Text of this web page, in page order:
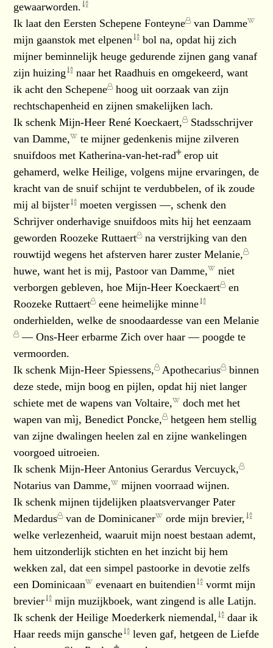
gewaarworden.
Ik laat denEersten Schepene Fonteyne vanDamme
mijn gaanstok metelpenen
bol na, opdat hij zich
mijner beminnelijk heuge gedurende zijnen gang vanaf
zijnhuizing
naar het Raadhuis en omgekeerd, want
ik acht den Schepene hoog uit oorzaak van zijn
rechtschapenheid en zijnen smakelijken lach.
Ik schenkMijn-Heer René Koeckaert, Stadsschrijver
vanDamme,
te mijner gedenkenis mijne zilveren
snuifdoos metKatherina-van-het-rad erop uit
gehamerd, welke Heilige, volgens mijne ervaringen, de
kracht van de snuif schijnt te verdubbelen, of ik zoude
mij albijster
moeten vergissen —, schenk den
Schrijver onderhavige snuifdoos mìts hij het eenzaam
gewordenRoozeke Ruttaert na verstrijking van den
rouwtijd wegens het afsterven harer zusterMelanie,
huwe, want het is mij, Pastoor vanDamme,
niet
verborgen gebleven, hoeMijn-Heer Koeckaert en
Roozeke Ruttaert eene heimelijkeminne
onderhielden, welke de snoodaardesse van eenMelanie
— Ons-Heer erbarme Zich over haar — poogde te
vermoorden.
Ik schenkMijn-Heer Spiessens, Apothecarius binnen
deze stede, mijn boog en pijlen, opdat hij niet langer
schiete met de wapens vanVoltaire,
doch met het
wapen van mìj,Benedict Poncke, hetgeen hem stellig
van zijne dwalingen heelen zal en zijne wankelingen
voorgoed uitroeien.
Ik schenkMijn-Heer Antonius Gerardus Vercuyck,
Notarius vanDamme,
mijnen voorraad wijnen.
Ik schenk mijnen tijdelijken plaatsvervangerPater
Medardus van deDominicaner orde mijnbrevier,
welke verlezenheid, waaruit mijn noest bestaan ademt,
hem uitzonderlijk stichten en het inzicht bij hem
wekken zal, dat een simpel pastoorke in devotie zelfs
eenDominicaan evenaart enbuitendien
vormt mijn
brevier
mijn muzijkboek, want zingend is alle Latijn.
Ik schenk der Heilige Moederkerkniemendal,
daar ik
Haar reeds mijn gansche
leven gaf, hetgeen de Liefde